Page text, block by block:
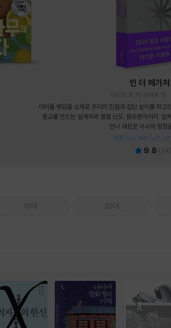
인 더 메가처
아사이 료 저/송태욱 역
아이돌 팬덤을 소재로 우리의 믿음과 집단 심리를 파고
종교를 만드는 설계자와 열혈 신도, 음모론자까지. 입
만나 새로운 서사의 정점
양장 누드 제본 노트 (
9.8 24
10대 20대